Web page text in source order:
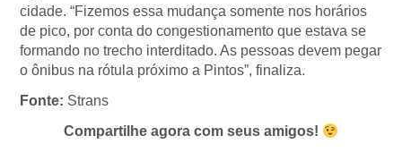
cidade. “Fizemos essa mudança somente nos horários
de pico, por conta do congestionamento que estava se
formando no trecho interditado. As pessoas devem pegar
o ônibus na rótula próximo a Pintos”, finaliza.
Fonte: Strans
Compartilhe agora com seus amigos!